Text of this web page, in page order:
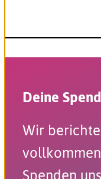
Deine
Wir
Spenden